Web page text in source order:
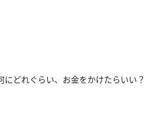
どれぐらい、お金をかけたらいい？